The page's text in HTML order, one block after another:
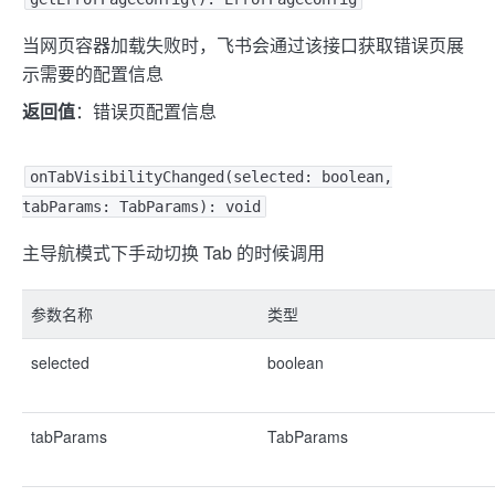
当网页容器加载失败时，飞书会通过该接口获取错误页展
示需要的配置信息
返回值：错误页配置信息
onTabVisibilityChanged(selected: boolean,
tabParams: TabParams): void
主导航模式下手动切换 Tab 的时候调用
参数名称 类型
selected boolean
tabParams TabParams